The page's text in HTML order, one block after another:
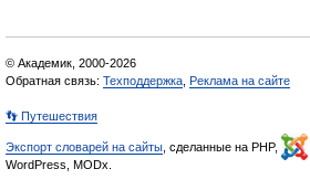
© Академик, 2000-2026
Обратная связь: Техподдержка Реклама на сайте
👣 Путешествия
Экспорт словарей на сайты , сделанные на PHP,
WordPress, MODx.